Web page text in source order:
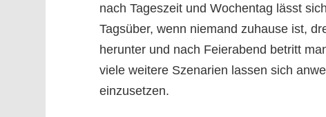
nach Tageszeit und Wochentag lässt
Tagsüber, wenn niemand zuhause ist,
herunter und nach Feierabend betritt
viele weitere Szenarien lassen sich
einzusetzen.